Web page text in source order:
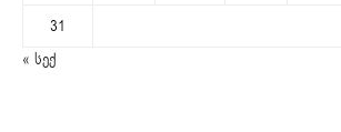
31
« სექ